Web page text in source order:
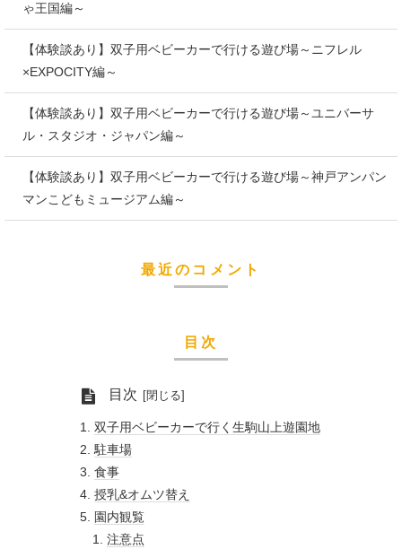
ゃ王国編～
【体験談あり】双子用ベビーカーで行ける遊び場～ニフレル
×EXPOCITY編～
【体験談あり】双子用ベビーカーで行ける遊び場～ユニバーサ
ル・スタジオ・ジャパン編～
【体験談あり】双子用ベビーカーで行ける遊び場～神戸アンパン
マンこどもミュージアム編～
最近のコメント
目次
目次
双子用ベビーカーで行く生駒山上遊園地
駐車場
食事
授乳&オムツ替え
園内観覧
注意点